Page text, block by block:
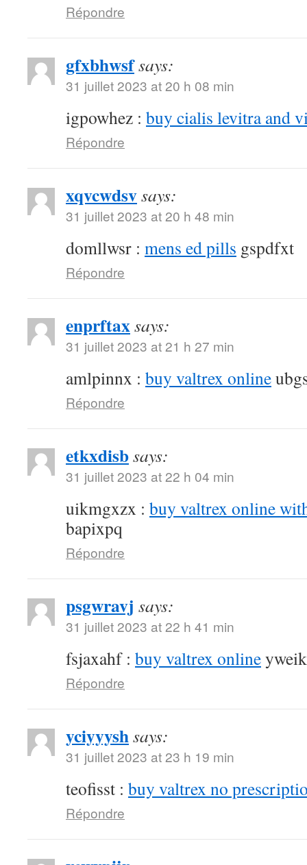
Répondre
gfxbhwsfsays:
31 juillet 2023 at 20 h 08 min
igpowhez : buy cialis levitra and
Répondre
xqvcwdsvsays:
31 juillet 2023 at 20 h 48 min
domllwsr : mens ed pills gspdfxt
Répondre
enprftaxsays:
31 juillet 2023 at 21 h 27 min
amlpinnx : buy valtrex online
Répondre
etkxdisbsays:
31 juillet 2023 at 22 h 04 min
uikmgxzx : buy valtrex online
bapixpq
Répondre
psgwravj says:
31 juillet 2023 at 22 h 41 min
fsjaxahf : buy valtrex online
Répondre
yciyyyshsays:
31 juillet 2023 at 23 h 19 min
teofisst : buy valtrex no
Répondre